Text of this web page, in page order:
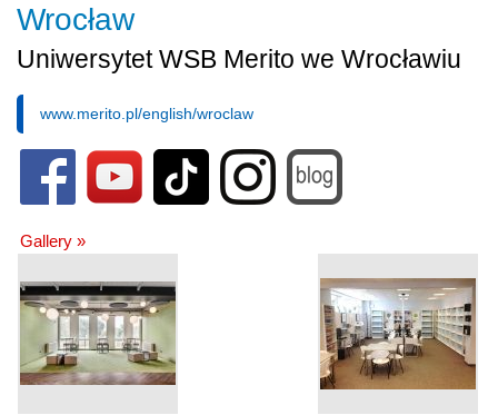
Wrocław
Uniwersytet WSB Merito we Wrocławiu
www.merito.pl/english/wroclaw
Gallery »